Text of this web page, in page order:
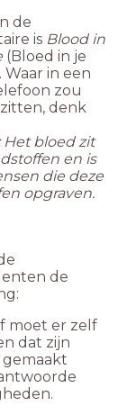
de
is Blood in
(Bloed in je
Waar in een
zou
denk
Het bloed zit
en is
die deze
opgraven.
de
moet er zelf
dat zijn